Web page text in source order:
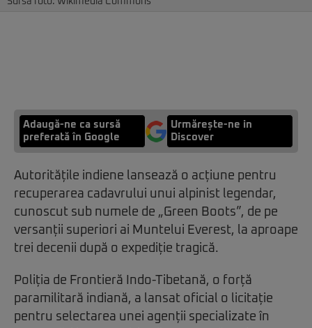
Adaugă-ne ca sursă
preferată în Google
Urmărește-ne in
Discover
Autoritățile indiene lansează o acțiune pentru
recuperarea cadavrului unui alpinist legendar,
cunoscut sub numele de „Green Boots”, de pe
versanții superiori ai Muntelui Everest, la aproape
trei decenii după o expediție tragică.
Poliția de Frontieră Indo-Tibetană, o forță
paramilitară indiană, a lansat oficial o licitație
pentru selectarea unei agenții specializate în